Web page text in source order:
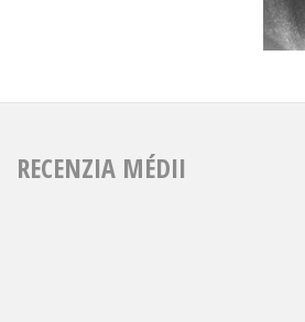
RECENZIA MÉDII